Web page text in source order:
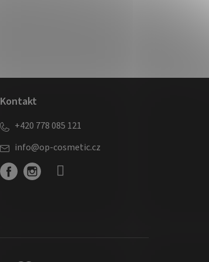
Kontakt
info@op-cosmetic.cz
+420 778 085 121